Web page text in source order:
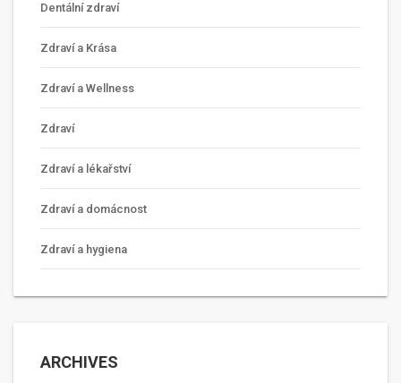
Dentální zdraví
Zdraví a Krása
Zdraví a Wellness
Zdraví
Zdraví a lékařství
Zdraví a domácnost
Zdraví a hygiena
ARCHIVES